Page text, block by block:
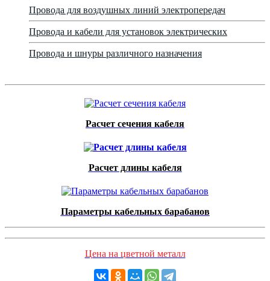
Провода для воздушных линий электропередач
Провода и кабели для установок электрических
Провода и шнуры различного назначения
Расчет сечения кабеля
Расчет длины кабеля
Параметры кабельных барабанов
Цена на цветной металл